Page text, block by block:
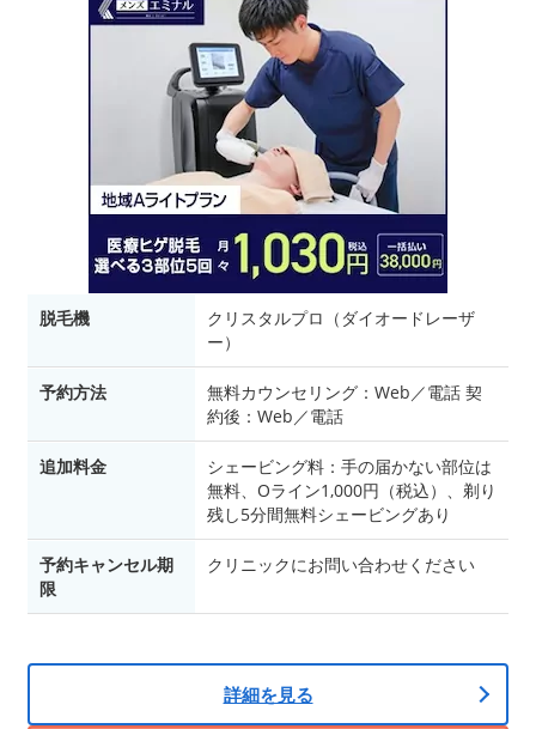
脱毛機
クリスタルプロ（ダイオードレーザ
ー）
予約方法
無料カウンセリング：Web／電話 契
約後：Web／電話
追加料金
シェービング料：手の届かない部位は
無料、Oライン1,000円（税込）、剃り
残し5分間無料シェービングあり
予約キャンセル期
限
クリニックにお問い合わせください
詳細を見る